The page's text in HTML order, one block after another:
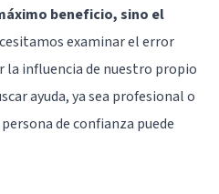
beneficio, sino el
examinar el error
la influencia de nuestro propio
ayuda, ya sea profesional o
de confianza puede